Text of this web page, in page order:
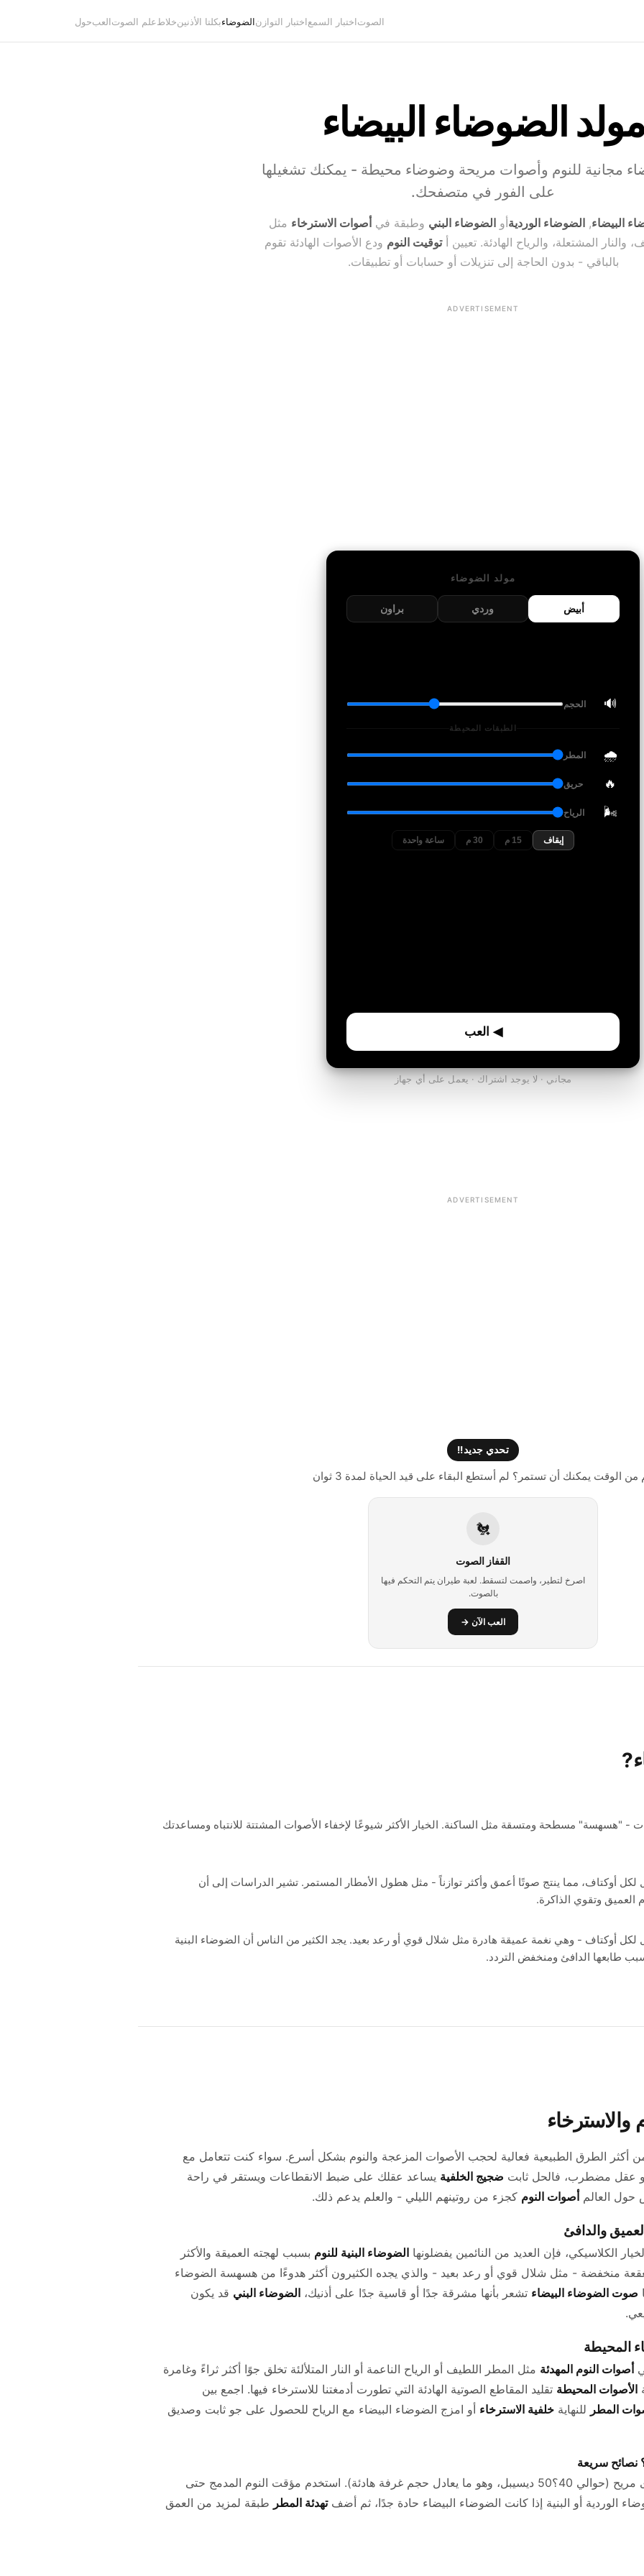
الصوتاختبار السمعاختبار التوازنالضوضاءبكلتا الأذنينخلاط علم الصوتالعبحول
الضوضاء البيضاء
مجانية للنوم وأصوات مريحة وضوضاء محيطة - يمكنك تشغيلها
على الفور في متصفحك.
البيضاء, الضوضاء الورديةأو الضوضاء البني وطبقة في أصوات الاسترخاء مثل
والنار المشتعلة، والرياح الهادئة. تعيين أتوقيت النوم ودع الأصوات الهادئة تقوم
بالباقي - بدون الحاجة إلى تنزيلات أو حسابات أو تطبيقات.
مولد الضوضاء
أبيض وردي براون
🔊 الحجم
الطبقات المحيطة
🌧️ المطر
🔥 حريق
🌬️ الرياح
إيقاف 15 م 30 م ساعة واحدة
◀ العب
مجاني · لا يوجد اشتراك · يعمل على أي جهاز
تحدي جديد!!
من الوقت يمكنك أن تستمر؟ لم أستطع البقاء على قيد الحياة لمدة 3 ثوان
🐔
القفاز الصوت
اصرخ لتطير، واصمت لتسقط. لعبة طيران يتم التحكم فيها
بالصوت.
العب الآن →
?
- "هسهسة" مسطحة ومتسقة مثل الساكنة. الخيار الأكثر شيوعًا لإخفاء الأصوات المشتتة للانتباه ومساعدتك
بمقدار 3 ديسيبل لكل أوكتاف، مما ينتج صوتًا أعمق وأكثر توازناً - مثل هطول الأمطار المستمر. تشير الدراسات إلى أن
العميق وتقوي الذاكرة.
بمقدار 6 ديسيبل لكل أوكتاف - وهي نغمة عميقة هادرة مثل شلال قوي أو رعد بعيد. يجد الكثير من الناس أن الضوضاء البنية
طابعها الدافئ ومنخفض التردد.
والاسترخاء
أكثر الطرق الطبيعية فعالية لحجب الأصوات المزعجة والنوم بشكل أسرع. سواء كنت تتعامل مع
عقل مضطرب، فالحل ثابت ضجيج الخلفية يساعد عقلك على ضبط الانقطاعات ويستقر في راحة
حول العالم أصوات النوم كجزء من روتينهم الليلي - والعلم يدعم ذلك.
والدافئ
الكلاسيكي، فإن العديد من النائمين يفضلونها الضوضاء البنية للنوم بسبب لهجته العميقة والأكثر
منخفضة - مثل شلال قوي أو رعد بعيد - والذي يجده الكثيرون أكثر هدوءًا من هسهسة الضوضاء
صوت الضوضاء البيضاء تشعر بأنها مشرقة جدًا أو قاسية جدًا على أذنيك، الضوضاء البني قد يكون
المحيطة
أصوات النوم المهدئة مثل المطر اللطيف أو الرياح الناعمة أو النار المتلألئة تخلق جوًا أكثر ثراءً وغامرة
الأصوات المحيطة تقليد المقاطع الصوتية الهادئة التي تطورت أدمغتنا للاسترخاء فيها. اجمع بين
المطر للنهاية خلفية الاسترخاء أو امزج الضوضاء البيضاء مع الرياح للحصول على جو ثابت وصديق
نصائح سريعة
اضبط مستوى الصوت على مستوى مريح (حوالي 40؟50 ديسيبل، وهو ما يعادل حجم غرفة هادئة). استخدم مؤقت النوم المدمج حتى
الوردية أو البنية إذا كانت الضوضاء البيضاء حادة جدًا، ثم أضفتهدئة المطر طبقة لمزيد من العمق